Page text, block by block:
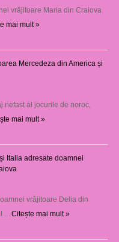
vrăjitoare Maria din Craiova
mai mult »
Mercedeza din America și
nefast al jocurile de noroc,
mai mult »
Italia adresate doamnei
vrăjitoare Delia din
… Citește mai mult »